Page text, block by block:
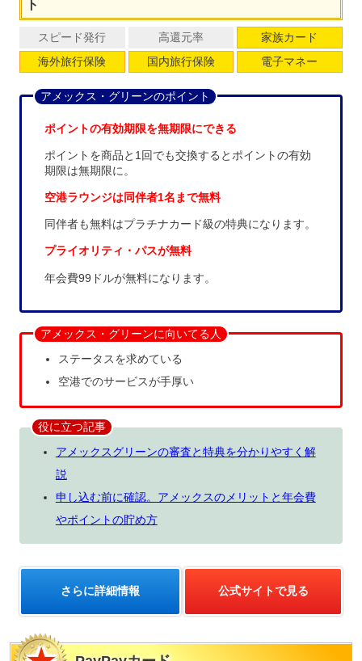
ト
スピード発行 高還元率
家族カード
海外旅行保険
国内旅行保険 電子マネー
アメックス・グリーンのポイント
ポイントの有効期限を無期限にできる
ポイントを商品と1回でも交換するとポイントの有効
期限は無期限に。
空港ラウンジは同伴者1名まで無料
同伴者も無料はプラチナカード級の特典になります。
プライオリティ・パスが無料
年会費99ドルが無料になります。
アメックス・グリーンに向いてる人
ステータスを求めている
空港でのサービスが手厚い
役に立つ記事
アメックスグリーンの審査と特典を分かりやすく解
説
申し込む前に確認。アメックスのメリットと年会費
やポイントの貯め方
さらに詳細情報 公式サイトで見る